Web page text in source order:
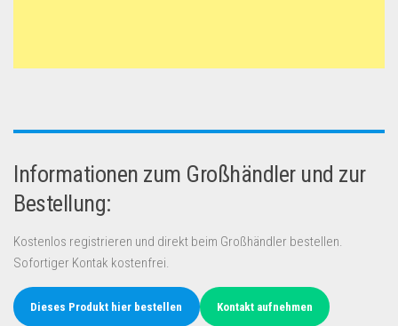
Informationen zum Großhändler und zur
Bestellung:
Kostenlos registrieren und direkt beim Großhändler bestellen.
Sofortiger Kontak kostenfrei.
Dieses Produkt hier bestellen Kontakt aufnehmen